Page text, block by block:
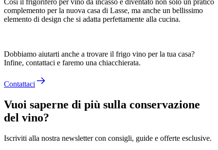
Così il frigorifero per vino da incasso è diventato non solo un pratico
complemento per la nuova casa di Lasse, ma anche un bellissimo
elemento di design che si adatta perfettamente alla cucina.
Dobbiamo aiutarti anche a trovare il frigo vino per la tua casa?
Infine, contattaci e faremo una chiacchierata.
Contattaci
Vuoi saperne di più sulla conservazione
del vino?
Iscriviti alla nostra newsletter con consigli, guide e offerte esclusive.